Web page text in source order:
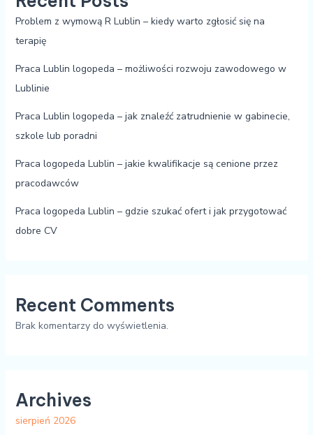
Problem z wymową R Lublin – kiedy warto zgłosić się na
terapię
Praca Lublin logopeda – możliwości rozwoju zawodowego w
Lublinie
Praca Lublin logopeda – jak znaleźć zatrudnienie w gabinecie,
szkole lub poradni
Praca logopeda Lublin – jakie kwalifikacje są cenione przez
pracodawców
Praca logopeda Lublin – gdzie szukać ofert i jak przygotować
dobre CV
Recent Comments
Brak komentarzy do wyświetlenia.
Archives
sierpień 2026